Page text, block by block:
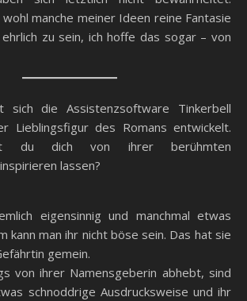
manche meiner Ideen reine Fantasie
zu sein, ich hoffe das sogar – von
sich die Assistenzsoftware Tinkerbell
Lieblingsfigur des Romans entwickelt.
du dich von ihrer berühmten
lassen?
eigensinnig und manchmal etwas
kann man ihr nicht böse sein. Das hat sie
gemein.
von ihrer Namensgeberin abhebt, sind
schnoddrige Ausdrucksweise und ihr